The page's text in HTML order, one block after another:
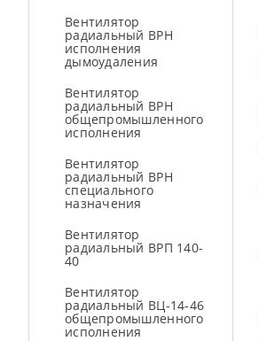
Вентилятор
радиальный ВРН
исполнения
дымоудаления
Вентилятор
радиальный ВРН
общепромышленного
исполнения
Вентилятор
радиальный ВРН
специального
назначения
Вентилятор
радиальный ВРП 140-
40
Вентилятор
радиальный ВЦ-14-46
общепромышленного
исполнения